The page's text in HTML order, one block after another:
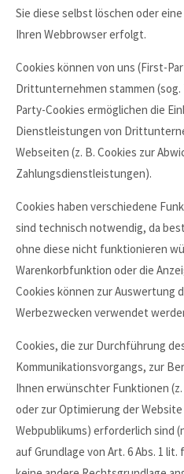
Sie diese selbst löschen oder
Ihren Webbrowser erfolgt.
Cookies können von uns (First-
Drittunternehmen stammen
Party-Cookies ermöglichen die
Dienstleistungen von
Webseiten (z. B. Cookies zur
Zahlungsdienstleistungen).
Cookies haben verschiedene
sind technisch notwendig, da
ohne diese nicht funktionieren
Warenkorbfunktion oder die
Cookies können zur Auswertung
Werbezwecken verwendet
Cookies, die zur Durchführung
Kommunikationsvorgangs, zur
Ihnen erwünschter Funktionen
oder zur Optimierung der
Webpublikums) erforderlich sind
auf Grundlage von Art. 6 Abs. 1